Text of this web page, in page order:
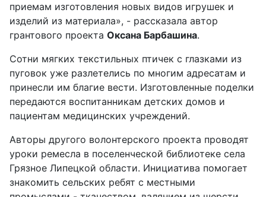
приемам изготовления новых видов игрушек и
изделий из материала», - рассказала автор
грантового проекта Оксана Барбашина.
Сотни мягких текстильных птичек с глазками из
пуговок уже разлетелись по многим адресатам и
принесли им благие вести. Изготовленные поделки
передаются воспитанникам детских домов и
пациентам медицинских учреждений.
Авторы другого волонтерского проекта проводят
уроки ремесла в поселенческой библиотеке села
Грязное Липецкой области. Инициатива помогает
знакомить сельских ребят с местными